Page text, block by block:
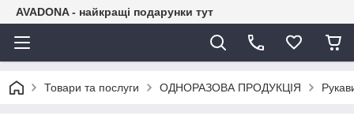
AVADONA - найкращі подарунки тут
Товари та послуги ОДНОРАЗОВА ПРОДУКЦІЯ